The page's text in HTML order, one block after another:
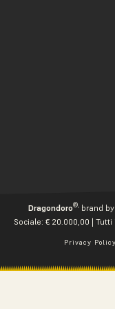
Dragondoro®,brand by
Sociale: € 20.000,00 |
Privacy Policy